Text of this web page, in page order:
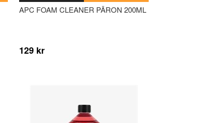
APC FOAM CLEANER PÄRON 200ML
129 kr